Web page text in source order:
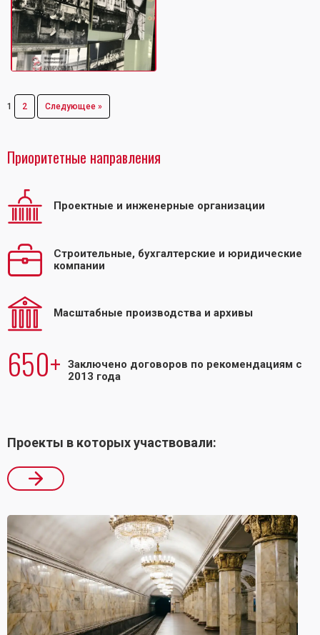
1 2 Следующее »
Приоритетные направления
Проектные и инженерные организации
Строительные, бухгалтерские и юридические
компании
Масштабные производства и архивы
650+
Заключено договоров по рекомендациям с
2013 года
Проекты в которых участвовали: